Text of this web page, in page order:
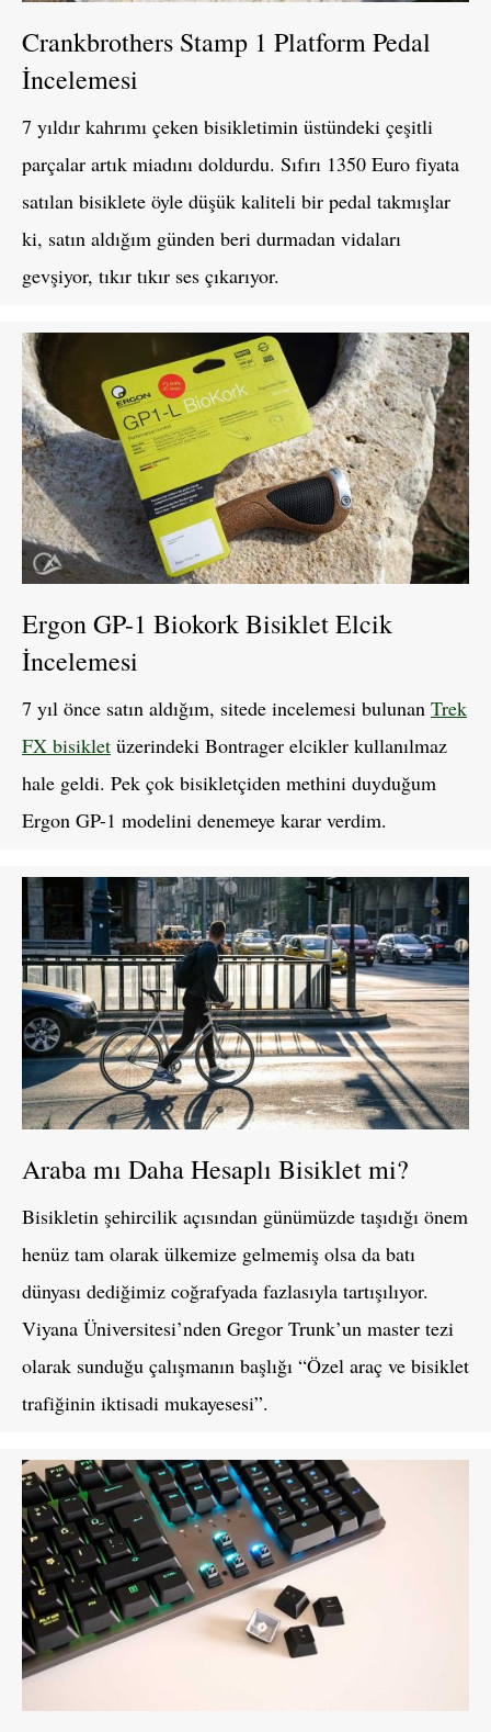
Crankbrothers Stamp 1 Platform Pedal
İncelemesi
7 yıldır kahrımı çeken bisikletimin üstündeki çeşitli
parçalar artık miadını doldurdu. Sıfırı 1350 Euro fiyata
satılan bisiklete öyle düşük kaliteli bir pedal takmışlar
ki, satın aldığım günden beri durmadan vidaları
gevşiyor, tıkır tıkır ses çıkarıyor.
Ergon GP-1 Biokork Bisiklet Elcik
İncelemesi
7 yıl önce satın aldığım, sitede incelemesi bulunan Trek
FX bisiklet üzerindeki Bontrager elcikler kullanılmaz
hale geldi. Pek çok bisikletçiden methini duyduğum
Ergon GP-1 modelini denemeye karar verdim.
Araba mı Daha Hesaplı Bisiklet mi?
Bisikletin şehircilik açısından günümüzde taşıdığı önem
henüz tam olarak ülkemize gelmemiş olsa da batı
dünyası dediğimiz coğrafyada fazlasıyla tartışılıyor.
Viyana Üniversitesi’nden Gregor Trunk’un master tezi
olarak sunduğu çalışmanın başlığı “Özel araç ve bisiklet
trafiğinin iktisadi mukayesesi”.